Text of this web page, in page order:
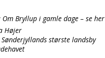
Om Bryllup i gamle dage – se her
Højer
Sønderjyllands største landsby